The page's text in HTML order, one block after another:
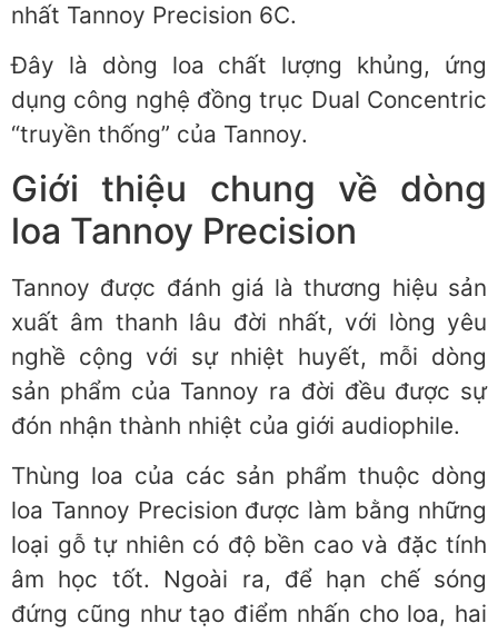
nhất Tannoy Precision 6C.
Đây là dòng loa chất lượng khủng, ứng
dụng công nghệ đồng trục Dual Concentric
“truyền thống” của Tannoy.
Giới thiệu chung về dòng
loa Tannoy Precision
Tannoy được đánh giá là thương hiệu sản
xuất âm thanh lâu đời nhất, với lòng yêu
nghề cộng với sự nhiệt huyết, mỗi dòng
sản phẩm của Tannoy ra đời đều được sự
đón nhận thành nhiệt của giới audiophile.
Thùng loa của các sản phẩm thuộc dòng
loa Tannoy Precision được làm bằng những
loại gỗ tự nhiên có độ bền cao và đặc tính
âm học tốt. Ngoài ra, để hạn chế sóng
đứng cũng như tạo điểm nhấn cho loa, hai